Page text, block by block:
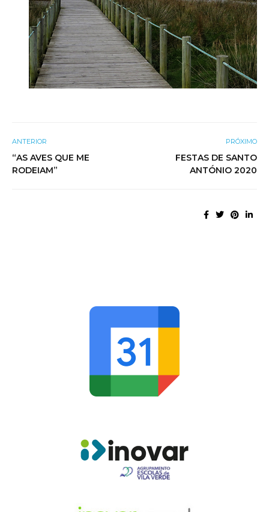
ANTERIOR
“AS AVES QUE ME
RODEIAM”
PRÓXIMO
FESTAS DE SANTO
ANTÓNIO 2020